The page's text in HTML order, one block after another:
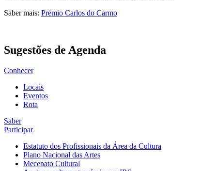
Saber mais: Prémio Carlos do Carmo
Sugestões de Agenda
Conhecer
Locais
Eventos
Rota
Saber
Participar
Estatuto dos Profissionais da Área da Cultura
Plano Nacional das Artes
Mecenato Cultural